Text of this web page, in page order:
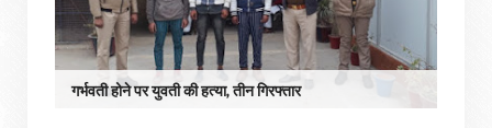
गर्भवती होने पर युवती की हत्या, तीन गिरफ्तार